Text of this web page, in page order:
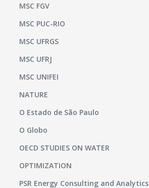
MSC FGV
MSC PUC-RIO
MSC UFRGS
MSC UFRJ
MSC UNIFEI
NATURE
O Estado de São Paulo
O Globo
OECD STUDIES ON WATER
OPTIMIZATION
PSR Energy Consulting and Analytics